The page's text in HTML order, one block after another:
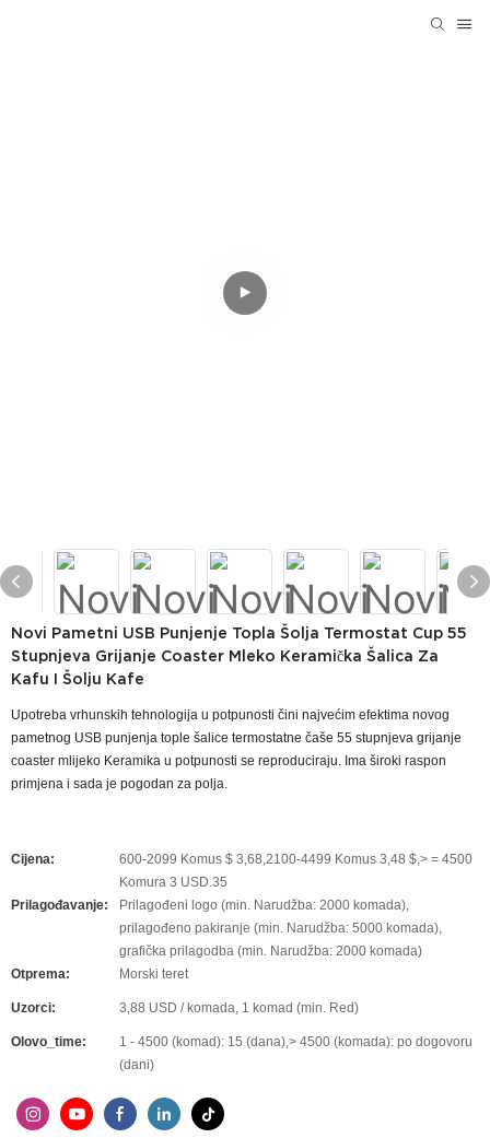
Novi Pametni USB Punjenje Topla Šolja Termostat Cup 55
Stupnjeva Grijanje Coaster Mleko Keramička Šalica Za
Kafu I Šolju Kafe
Upotreba vrhunskih tehnologija u potpunosti čini najvećim efektima novog
pametnog USB punjenja tople šalice termostatne čaše 55 stupnjeva grijanje
coaster mlijeko Keramika u potpunosti se reproduciraju. Ima široki raspon
primjena i sada je pogodan za polja.
Cijena:
600-2099 Komus $ 3,68,2100-4499 Komus 3,48 $,> = 4500
Komura 3 USD.35
Prilagođavanje:
Prilagođeni logo (min. Narudžba: 2000 komada),
prilagođeno pakiranje (min. Narudžba: 5000 komada),
grafička prilagodba (min. Narudžba: 2000 komada)
Otprema:
Morski teret
Uzorci: 3,88 USD / komada, 1 komad (min. Red)
Olovo_time:
1 - 4500 (komad): 15 (dana),> 4500 (komada): po dogovoru
(dani)